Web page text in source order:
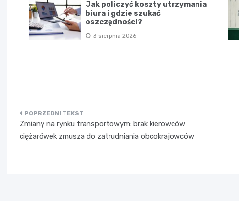
Jak policzyć koszty utrzymania
biura i gdzie szukać
oszczędności?
3 sierpnia 2026
Nawigacja
wpisu
Zmiany na rynku transportowym: brak kierowców
ciężarówek zmusza do zatrudniania obcokrajowców